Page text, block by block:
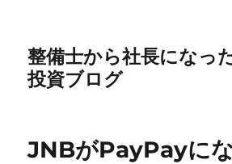
整備士から社長になっ
投資ブログ
JNBがPayPayに